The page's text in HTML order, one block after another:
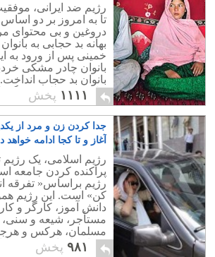
رژیم ضد ایرانی،
تا به امروز بر دو اساس
دروغین و بی محتوای
بهانه بد حجابی به
خمینی پس از ورود به
بانوان چادر مشکی
بانوان بد حجاب انداخت.
جامعه معطل و سرگردان
۱۱۱۱ پخش
جدا کردن زن و مرد از
آغاز و تا کجا ادامه
رژیم اسلامی، یک رژیم
پراکنده کردن جامعه
رژیم براساس« تفرقه
کن» است. این رژیم
دانش آموز، کارگر و
مستأجر، شیعه و سنی،
مسلمان، هرکس و
شکاف ایجاد نموده، و
۹۸۱ پخش